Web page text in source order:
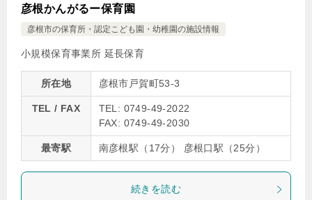
彦根かんがるー保育園
彦根市の保育所・認定こども園・幼稚園の施設情報
小規模保育事業所 延長保育
所在地 彦根市戸賀町53-3
TEL / FAX
TEL: 0749-49-2022
FAX: 0749-49-2030
最寄駅 南彦根駅（17分） 彦根口駅（25分）
続きを読む